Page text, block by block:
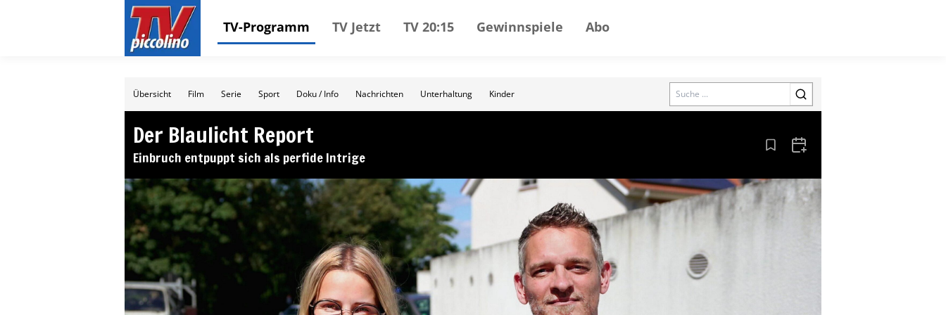
TV-Programm TV Jetzt TV 20:15 Gewinnspiele Abo
Übersicht Film Serie Sport Doku / Info Nachrichten Unterhaltung Kinder Search
Der Blaulicht Report
Einbruch entpuppt sich als perfide Intrige Aus den Lesezeichen entfernen
Zum Kalender hinzufügen